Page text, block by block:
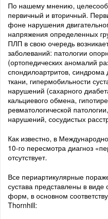
По нашему мнению,
первичный и вторичный.
фоне нарушения
напряжения определенных
ПЛП в свою очередь
заболеваний: патологии
(ортопедических аномалий
спондилоартритов, синдрома
ткани, гипермобильности
нарушений (сахарного
кальциевого обмена,
ревматологической
нарушений, сосудистых
Как известно, в
10-го пересмотра диагноз
отсутствует.
Все периартикулярные
сустава представлены в виде
форм, в основном
Thornhill: